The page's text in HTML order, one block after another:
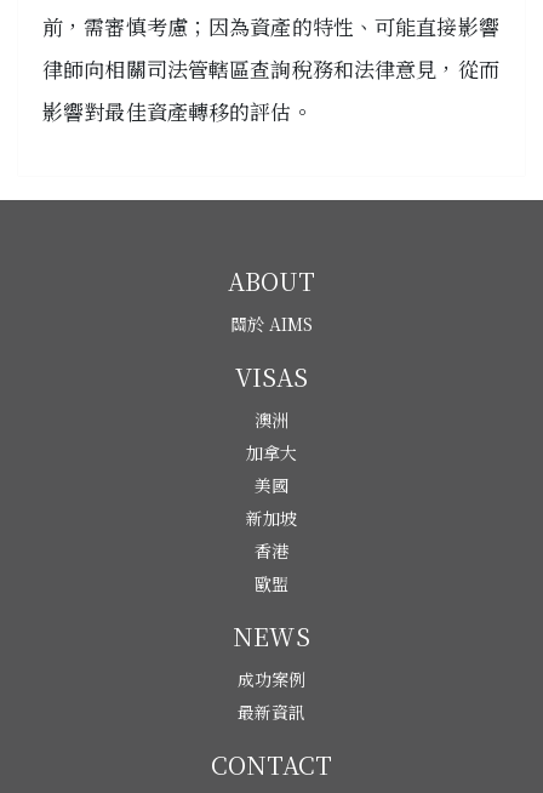
前，需審慎考慮；因為資產的特性、可能直接影響
律師向相關司法管轄區查詢稅務和法律意見，從而
影響對最佳資產轉移的評估。
ABOUT
關於 AIMS
VISAS
澳洲
加拿大
美國
新加坡
香港
歐盟
NEWS
成功案例
最新資訊
CONTACT